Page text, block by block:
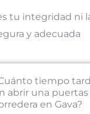
tu integridad ni
y adecuada
tiempo
abrir una puertas
en Gava?